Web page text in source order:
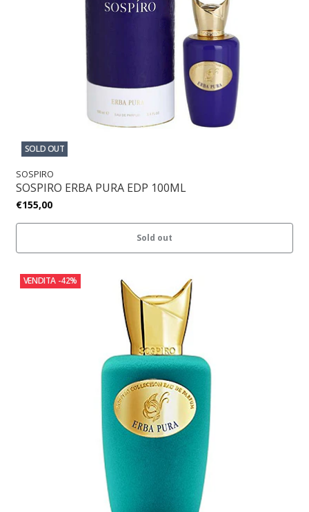
SOLD OUT
SOSPIRO
SOSPIRO ERBA PURA EDP 100ML
€155,00
Sold out
VENDITA -42%